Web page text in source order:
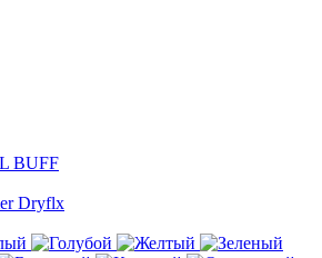
BUFF
Dryflx